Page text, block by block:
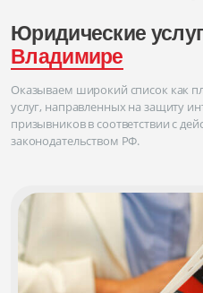
Юридические
Владимире
Оказываем широкий список как
услуг, направленных на защиту
призывников в соответствии с
законодательством РФ.